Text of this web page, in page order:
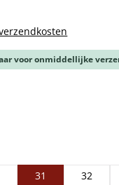
voor onmiddellijke
31 32